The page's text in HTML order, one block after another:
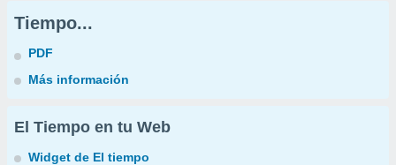
Tiempo...
PDF
Más información
El Tiempo en tu Web
Widget de El tiempo